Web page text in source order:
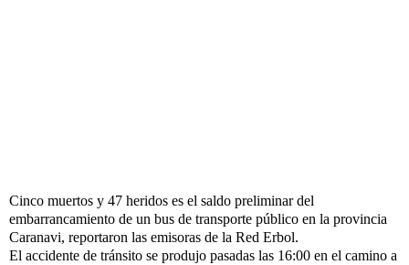
Cinco muertos y 47 heridos es el saldo preliminar del
embarrancamiento de un bus de transporte público en la provincia
Caranavi, reportaron las emisoras de la Red Erbol.
El accidente de tránsito se produjo pasadas las 16:00 en el camino a